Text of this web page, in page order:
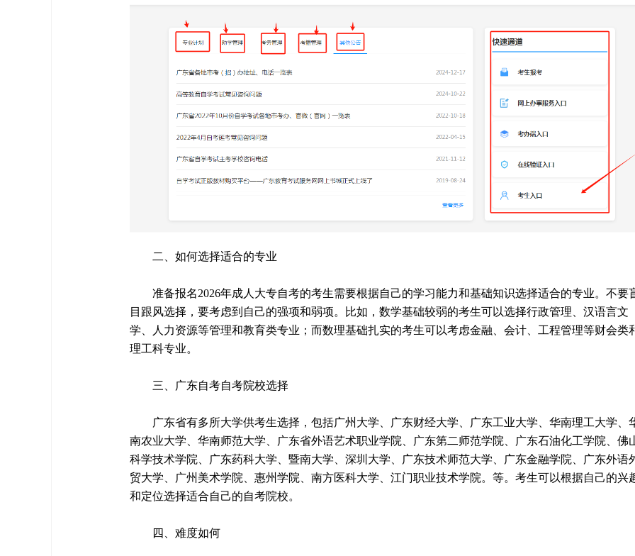
二、如何选择适合的专业
准备报名2026年成人大专自考的考生需要根据自己的学习能力和基础知识选择适合的专业。不要
目跟风选择，要考虑到自己的强项和弱项。比如，数学基础较弱的考生可以选择行政管理、汉语言文
学、人力资源等管理和教育类专业；而数理基础扎实的考生可以考虑金融、会计、工程管理等财会类
理工科专业。
三、广东自考自考院校选择
广东省有多所大学供考生选择，包括广州大学、广东财经大学、广东工业大学、华南理工大学、
南农业大学、华南师范大学、广东省外语艺术职业学院、广东第二师范学院、广东石油化工学院、佛
科学技术学院、广东药科大学、暨南大学、深圳大学、广东技术师范大学、广东金融学院、广东外语
贸大学、广州美术学院、惠州学院、南方医科大学、江门职业技术学院。等。考生可以根据自己的兴
和定位选择适合自己的自考院校。
四、难度如何